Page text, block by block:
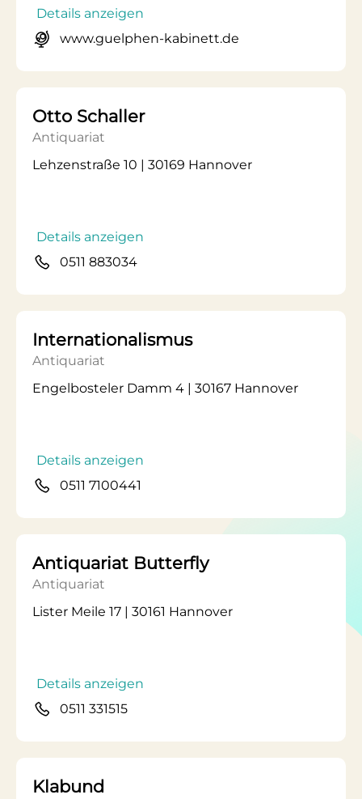
Details anzeigen
www.guelphen-kabinett.de
Otto Schaller
Antiquariat
Lehzenstraße 10 | 30169 Hannover
Details anzeigen
0511 883034
Internationalismus
Antiquariat
Engelbosteler Damm 4 | 30167 Hannover
Details anzeigen
0511 7100441
Antiquariat Butterfly
Antiquariat
Lister Meile 17 | 30161 Hannover
Details anzeigen
0511 331515
Klabund